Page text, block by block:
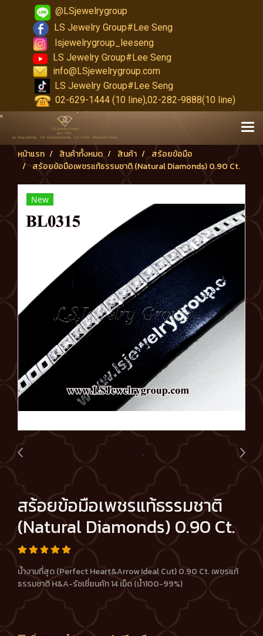
@LSjewelrygroup
LS Jewelry Group#Lee Seng
lsjewelrygroup_leeseng
LS Jewelry Group#Lee Seng
info@LSjewelrygroup.com
LS Jewelry Group#Lee Seng
02-629-1444 (10 line),02-282-9888(10 line)
หน้าแรก สินค้าทั้งหมด สินค้า
สร้อยข้อมือ
สร้อยข้อมือเพชรแท้ธรรมชาติ (Natural Diamonds) 0.90 Ct.
New
สร้อยข้อมือเพชรแท้ธรรมชาติ
(Natural Diamonds) 0.90 Ct.
น้ำงามที่สุด (Perfect Heart&Arrow Ideal Cut) 0.90 Ct. เพชรแท้
ธรรมชาติ H&A-รัชเชี่ยนคัท 14 เม็ด (น้ำ100-99%)